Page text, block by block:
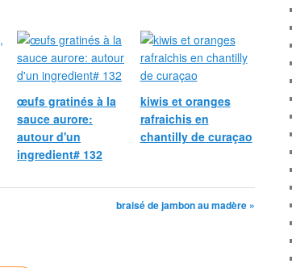
œufs gratinés à la
sauce aurore:
autour d'un
ingredient# 132
kiwis et oranges
rafraichis en
chantilly de curaçao
braisé de jambon au madère »